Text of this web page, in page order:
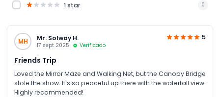
1 star 0
MH Mr. Solway H.
17 sept 2025 Verificado
5
Friends Trip
Loved the Mirror Maze and Walking Net, but the Canopy Bridge
stole the show. It's so peaceful up there with the waterfall view.
Highly recommended!